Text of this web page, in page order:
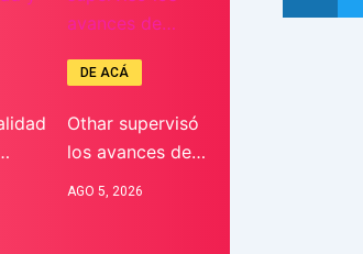
DE ACÁ
Othar supervisó
los avances de…
AGO 5, 2026